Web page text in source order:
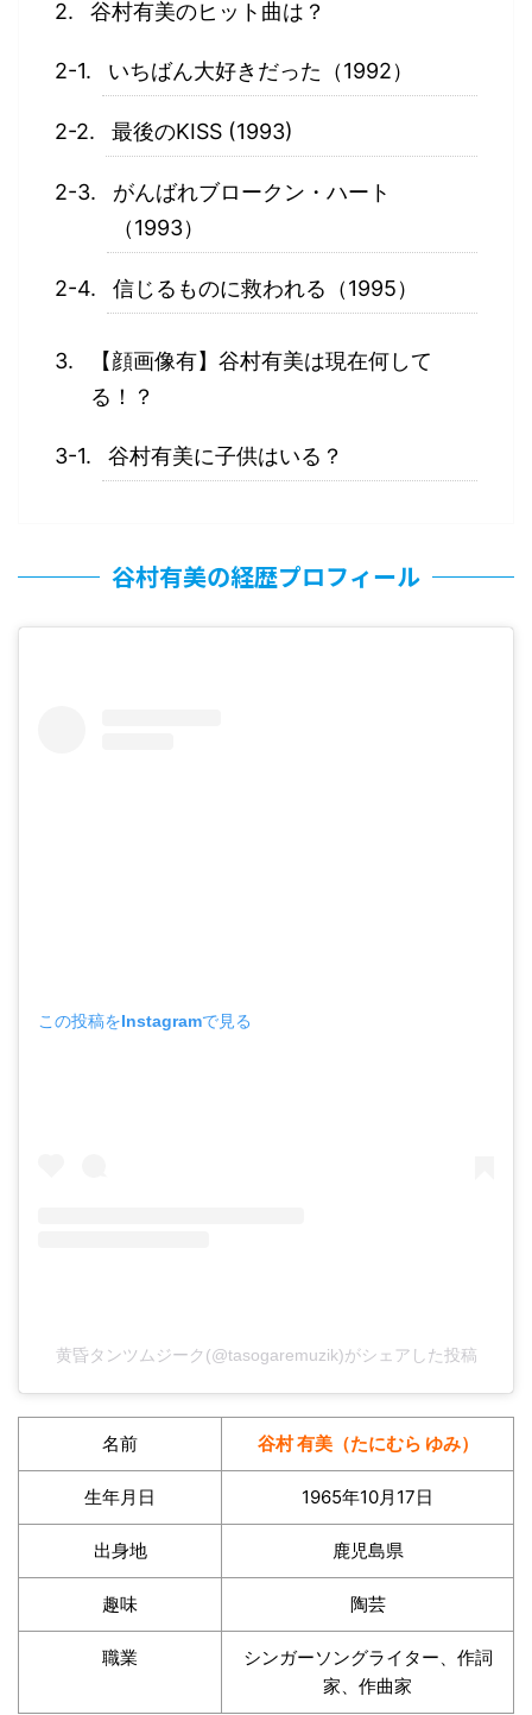
谷村有美のヒット曲は？
いちばん大好きだった（1992）
最後のKISS (1993)
がんばれブロークン・ハート
（1993）
信じるものに救われる（1995）
【顔画像有】谷村有美は現在何して
る！？
谷村有美に子供はいる？
谷村有美の経歴プロフィール
この投稿をInstagramで見る
黄昏タンツムジーク(@tasogaremuzik)がシェアした投稿
名前 谷村 有美（たにむら ゆみ）
生年月日 1965年10月17日
出身地 鹿児島県
趣味 陶芸
職業
シンガーソングライター、作詞
家、作曲家